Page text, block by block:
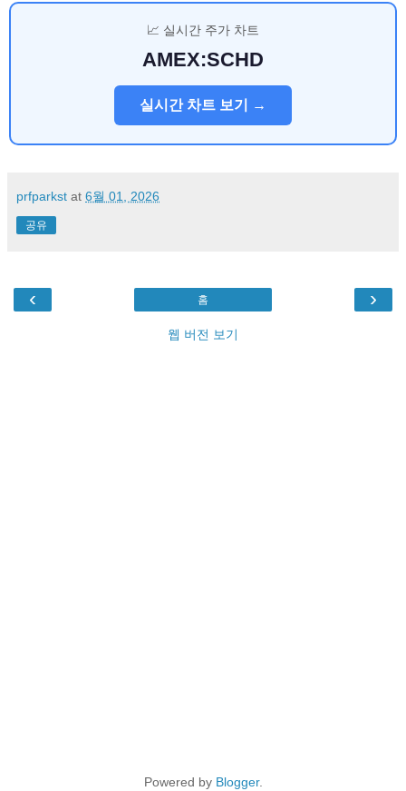
📈 실시간 주가 차트
AMEX:SCHD
실시간 차트 보기 →
prfparkst at 6월 01, 2026
공유
‹ ›
홈
웹 버전 보기
Powered by Blogger.